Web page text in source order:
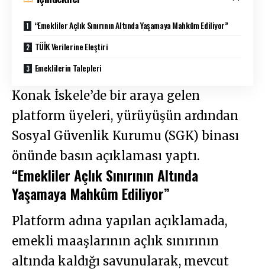
“Emekliler Açlık Sınırının Altında Yaşamaya Mahkûm Ediliyor”
TÜİK Verilerine Eleştiri
Emeklilerin Talepleri
Konak İskele’de bir araya gelen
platform üyeleri, yürüyüşün ardından
Sosyal Güvenlik Kurumu (SGK) binası
önünde basın açıklaması yaptı.
“Emekliler Açlık Sınırının Altında
Yaşamaya Mahkûm Ediliyor”
Platform adına yapılan açıklamada,
emekli maaşlarının açlık sınırının
altında kaldığı savunularak, mevcut